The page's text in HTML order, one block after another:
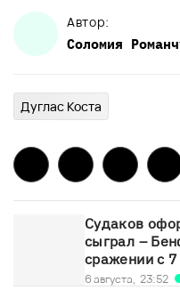
Автор:
Соломия
Дуглас Коста
Судаков
сыграл –
сражении с
6 августа, 23:52